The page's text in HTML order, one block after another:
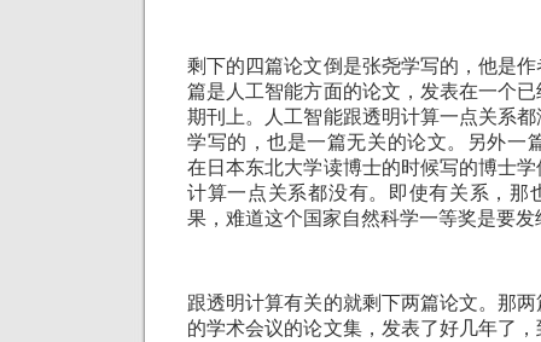
剩下的四篇论文倒是张尧学写的，他是
篇是人工智能方面的论文，发表在一个
期刊上。人工智能跟透明计算一点关系
学写的，也是一篇无关的论文。另外一
在日本东北大学读博士的时候写的博士
计算一点关系都没有。即使有关系，那
果，难道这个国家自然科学一等奖是要
跟透明计算有关的就剩下两篇论文。那
的学术会议的论文集，发表了好几年了